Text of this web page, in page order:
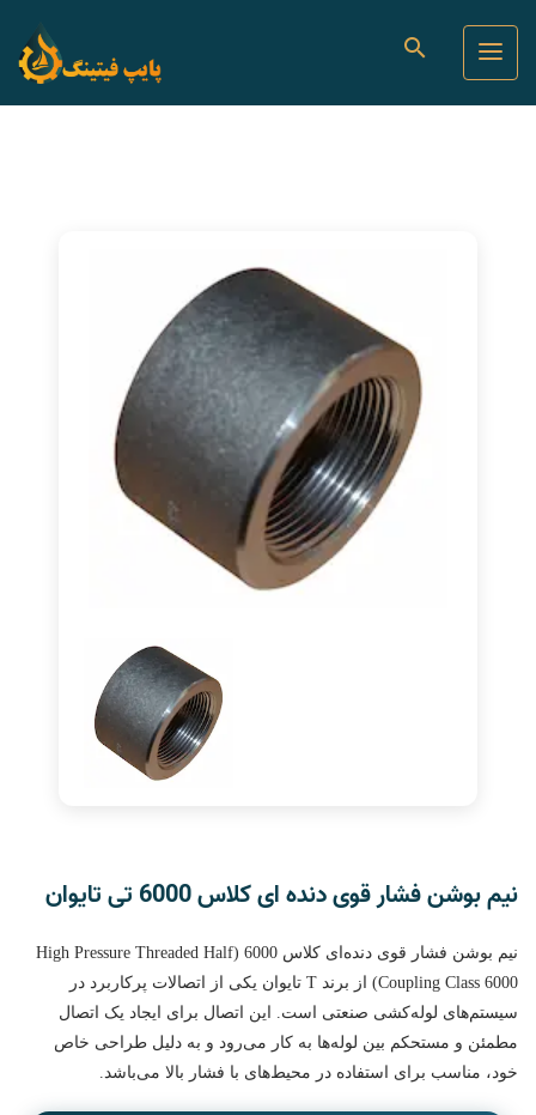
نیم بوشن فشار قوی دنده ای کلاس 6000 تی تایوان
نیم بوشن فشار قوی دنده‌ای کلاس 6000 (High Pressure Threaded Half
Coupling Class 6000) از برند T تایوان یکی از اتصالات پرکاربرد در
سیستم‌های لوله‌کشی صنعتی است. این اتصال برای ایجاد یک اتصال
مطمئن و مستحکم بین لوله‌ها به کار می‌رود و به دلیل طراحی خاص
خود، مناسب برای استفاده در محیط‌های با فشار بالا می‌باشد.